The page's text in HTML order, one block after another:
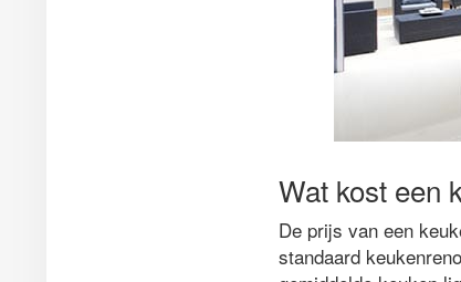
Wat kost een
De prijs van een
standaard